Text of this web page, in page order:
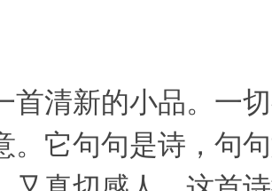
首清新的小品。一
。它句句是诗，句